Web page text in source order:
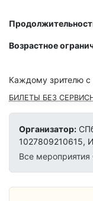
Возрастное
Каждому зрителю c
БИЛЕТЫ БЕЗ
Организатор:
1027809210615,
Все